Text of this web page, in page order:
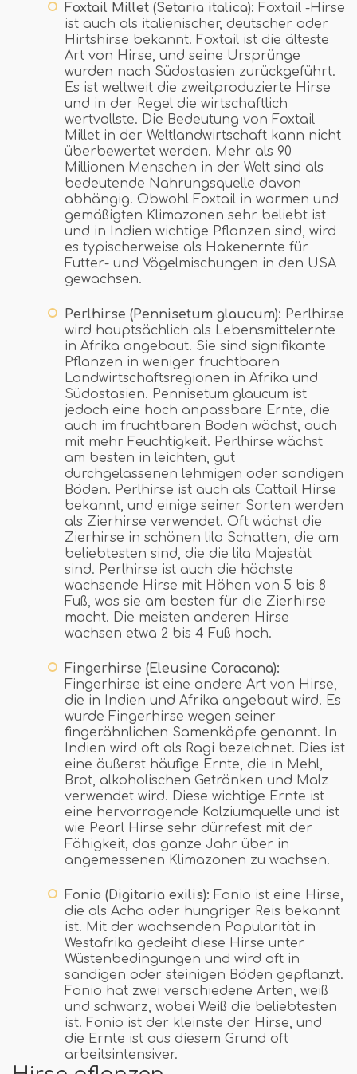
Foxtail Millet (Setaria italica): Foxtail -Hirse
ist auch als italienischer, deutscher oder
Hirtshirse bekannt. Foxtail ist die älteste
Art von Hirse, und seine Ursprünge
wurden nach Südostasien zurückgeführt.
Es ist weltweit die zweitproduzierte Hirse
und in der Regel die wirtschaftlich
wertvollste. Die Bedeutung von Foxtail
Millet in der Weltlandwirtschaft kann nicht
überbewertet werden. Mehr als 90
Millionen Menschen in der Welt sind als
bedeutende Nahrungsquelle davon
abhängig. Obwohl Foxtail in warmen und
gemäßigten Klimazonen sehr beliebt ist
und in Indien wichtige Pflanzen sind, wird
es typischerweise als Hakenernte für
Futter- und Vögelmischungen in den USA
gewachsen.
Perlhirse (Pennisetum glaucum): Perlhirse
wird hauptsächlich als Lebensmittelernte
in Afrika angebaut. Sie sind signifikante
Pflanzen in weniger fruchtbaren
Landwirtschaftsregionen in Afrika und
Südostasien. Pennisetum glaucum ist
jedoch eine hoch anpassbare Ernte, die
auch im fruchtbaren Boden wächst, auch
mit mehr Feuchtigkeit. Perlhirse wächst
am besten in leichten, gut
durchgelassenen lehmigen oder sandigen
Böden. Perlhirse ist auch als Cattail Hirse
bekannt, und einige seiner Sorten werden
als Zierhirse verwendet. Oft wächst die
Zierhirse in schönen lila Schatten, die am
beliebtesten sind, die die lila Majestät
sind. Perlhirse ist auch die höchste
wachsende Hirse mit Höhen von 5 bis 8
Fuß, was sie am besten für die Zierhirse
macht. Die meisten anderen Hirse
wachsen etwa 2 bis 4 Fuß hoch.
Fingerhirse (Eleusine Coracana):
Fingerhirse ist eine andere Art von Hirse,
die in Indien und Afrika angebaut wird. Es
wurde Fingerhirse wegen seiner
fingerähnlichen Samenköpfe genannt. In
Indien wird oft als Ragi bezeichnet. Dies ist
eine äußerst häufige Ernte, die in Mehl,
Brot, alkoholischen Getränken und Malz
verwendet wird. Diese wichtige Ernte ist
eine hervorragende Kalziumquelle und ist
wie Pearl Hirse sehr dürrefest mit der
Fähigkeit, das ganze Jahr über in
angemessenen Klimazonen zu wachsen.
Fonio (Digitaria exilis): Fonio ist eine Hirse,
die als Acha oder hungriger Reis bekannt
ist. Mit der wachsenden Popularität in
Westafrika gedeiht diese Hirse unter
Wüstenbedingungen und wird oft in
sandigen oder steinigen Böden gepflanzt.
Fonio hat zwei verschiedene Arten, weiß
und schwarz, wobei Weiß die beliebtesten
ist. Fonio ist der kleinste der Hirse, und
die Ernte ist aus diesem Grund oft
arbeitsintensiver.